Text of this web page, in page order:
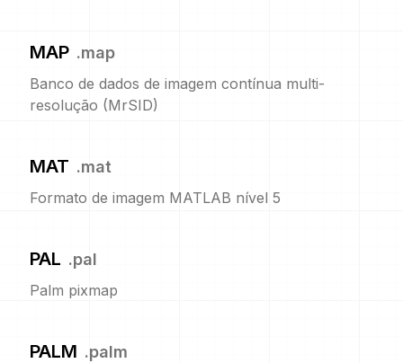
MAP .map
Banco de dados de imagem contínua multi-
resolução (MrSID)
MAT .mat
Formato de imagem MATLAB nível 5
PAL .pal
Palm pixmap
PALM .palm